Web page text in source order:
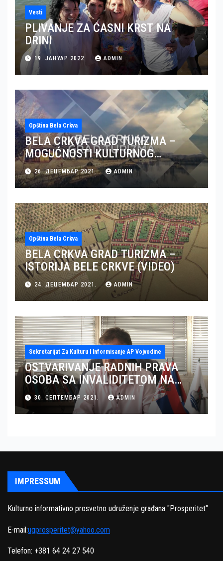
Vesti
PLIVANJE ZA ČASNI KRST NA
DRINI
19. ЈАНУАР 2022. ADMIN
Opština Bela Crkva
BELA CRKVA GRAD TURIZMA –
MOGUĆNOSTI KULTURNOG
TURIZMA U BELOJ CRKVI (VIDEO)
26. ДЕЦЕМБАР 2021. ADMIN
Opština Bela Crkva
BELA CRKVA GRAD TURIZMA –
ISTORIJA BELE CRKVE (VIDEO)
24. ДЕЦЕМБАР 2021. ADMIN
Sekretarijat Za Kulturu I Informisanje AP Vojvodine
OSTVARIVANJE RADNIH PRAVA
OSOBA SA INVALIDITETOM NA
TERITORIJI OKRUGA JUŽNI BANAT
– GRAD PANČEVO
30. СЕПТЕМБАР 2021. ADMIN
IMPRESSUM
Kulturno informativno prosvetno udruženje građana "Prosperitet"
E-mail:ugprosperitet@yahoo.com
Telefon: +381 64 24 27 540